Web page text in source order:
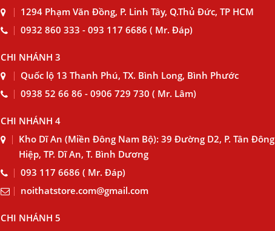
1294 Phạm Văn Đồng, P. Linh Tây, Q.Thủ Đức, TP HCM
0932 860 333 - 093 117 6686 ( Mr. Đáp)
CHI NHÁNH 3
Quốc lộ 13 Thanh Phú, TX. Bình Long, Bình Phước
0938 52 66 86 - 0906 729 730 ( Mr. Lâm)
CHI NHÁNH 4
Kho Dĩ An (Miền Đông Nam Bộ): 39 Đường D2, P. Tân Đông
Hiệp, TP. Dĩ An, T. Bình Dương
093 117 6686 ( Mr. Đáp)
noithatstore.com@gmail.com
CHI NHÁNH 5